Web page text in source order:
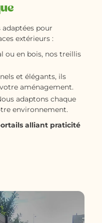
pour
extérieurs :
ou en bois, nos treillis
et élégants, ils
aménagement.
adaptons chaque
environnement.
alliant praticité